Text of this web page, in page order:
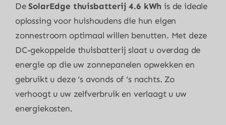
DeSolarEdge thuisbatterij 4.6 kWh is de ideale
oplossing voor huishoudens die hun eigen
zonnestroom optimaal willen benutten. Met deze
DC-gekoppelde thuisbatterij slaat u overdag de
energie op die uw zonnepanelen opwekken en
gebruikt u deze ‘s avonds of ‘s nachts. Zo
verhoogt u uw zelfverbruik en verlaagt u uw
energiekosten.